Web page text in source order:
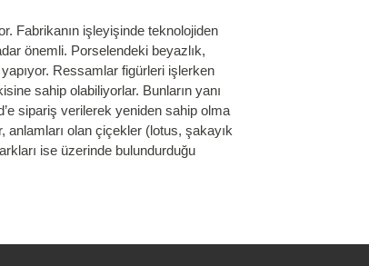
Fabrikanın işleyişinde teknolojiden
önemli. Porselendeki beyazlık,
Ressamlar figürleri işlerken
sahip olabiliyorlar. Bunların yanı
sipariş verilerek yeniden sahip olma
anlamları olan çiçekler (lotus, şakayık
ise üzerinde bulundurduğu